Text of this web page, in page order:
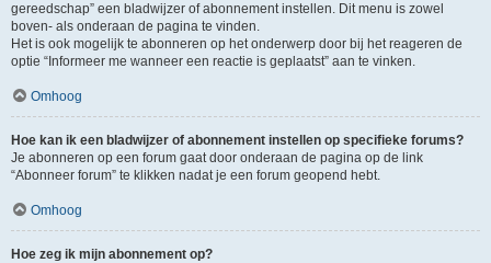
gereedschap” een bladwijzer of abonnement instellen. Dit menu is zowel
boven- als onderaan de pagina te vinden.
Het is ook mogelijk te abonneren op het onderwerp door bij het reageren de
optie “Informeer me wanneer een reactie is geplaatst” aan te vinken.
Omhoog
Hoe kan ik een bladwijzer of abonnement instellen op specifieke forums?
Je abonneren op een forum gaat door onderaan de pagina op de link
“Abonneer forum” te klikken nadat je een forum geopend hebt.
Omhoog
Hoe zeg ik mijn abonnement op?